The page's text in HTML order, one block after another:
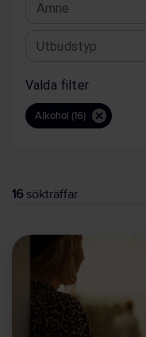
Ämne
Utbudstyp
Valda filter
Alkohol (16)
16 sökträffar